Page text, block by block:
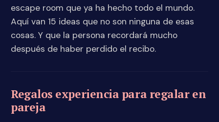
escape room que ya ha hecho todo el mundo.
Aquí van 15 ideas que no son ninguna de esas
cosas. Y que la persona recordará mucho
después de haber perdido el recibo.
Regalos experiencia para regalar en
pareja